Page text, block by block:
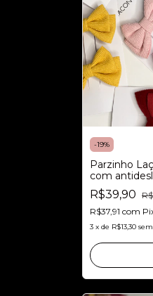
-19%
Parzinho
com
R$39,90
R$37,91 com
3 x de R$13,30